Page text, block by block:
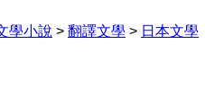
學小說 > 翻譯文學 > 日本文學